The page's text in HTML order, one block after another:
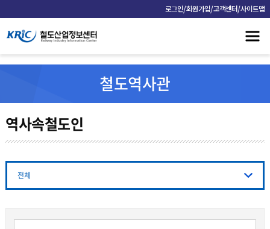
로그인/회원가입/고객센터/사이트맵
철도역사관
역사속철도인
전체